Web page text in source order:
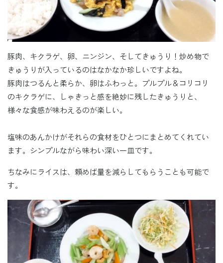
豚肉、キクラゲ、卵、ニンジン、そしてきゅうり！炒め物で
きゅうりが入っているのはなかなか珍しいですよね。
豚肉はつるんと柔らか、卵はふわっと。プルプル＆コリコリ
のキクラゲに、しゃきっと感を絶妙に残したきゅうりと、
様々な食感が味わえるのが楽しい。
塩味のあんかけがそれらの食材をひとつにまとめてくれてい
ます。シンプルながら味わい深い一皿です。
ちなみにライスは、頼めば量を減らしてもらうことも可能で
す。